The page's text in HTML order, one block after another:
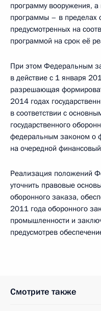
программу вооружения,
программы – в пределах
предусмотренных на
программой на срок её
При этом Федеральным
в действие с 1 января
разрешающая
2014 годах
в соответствии с
государственного
федеральным законом о
на очередной
Реализация положений
уточнить правовые
оборонного заказа,
2011 года оборонного
промышленности и
предусмотрев
Смотрите также